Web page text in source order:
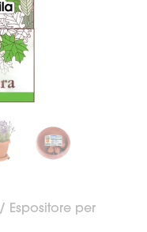
/ Espositore per